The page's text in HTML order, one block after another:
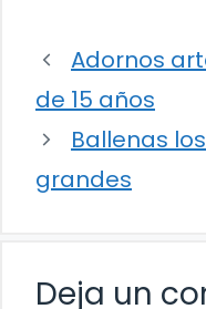
Adornos
de 15 años
Ballenas
grandes
Deja un